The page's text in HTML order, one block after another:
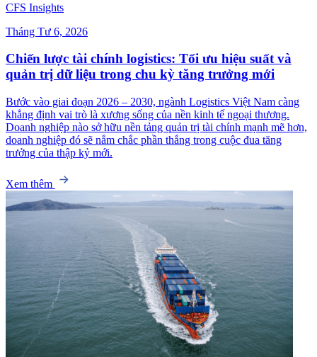
CFS Insights
Tháng Tư 6, 2026
Chiến lược tài chính logistics: Tối ưu hiệu suất và
quản trị dữ liệu trong chu kỳ tăng trưởng mới
Bước vào giai đoạn 2026 – 2030, ngành Logistics Việt Nam càng
khẳng định vai trò là xương sống của nền kinh tế ngoại thương.
Doanh nghiệp nào sở hữu nền tảng quản trị tài chính mạnh mẽ hơn,
doanh nghiệp đó sẽ nắm chắc phần thắng trong cuộc đua tăng
trưởng của thập kỷ mới.
Xem thêm